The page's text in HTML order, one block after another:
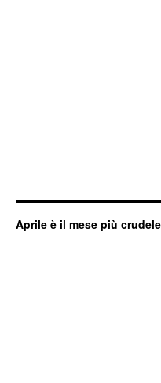
Aprile è il mese più crudele